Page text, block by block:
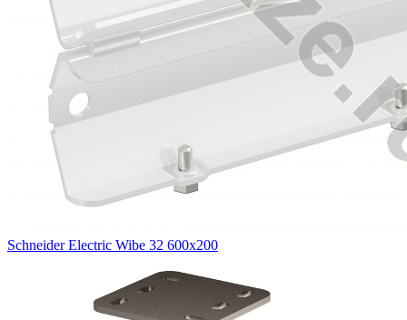
Schneider Electric Wibe 32 600х200